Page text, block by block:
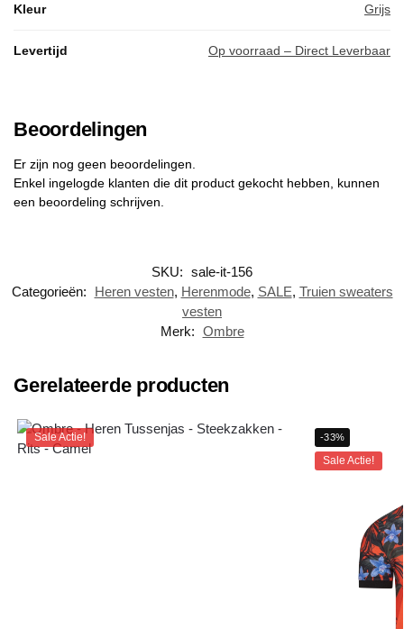
Kleur Grijs
Levertijd Op voorraad – Direct Leverbaar
Beoordelingen
Er zijn nog geen beoordelingen.
Enkel ingelogde klanten die dit product gekocht hebben, kunnen
een beoordeling schrijven.
SKU: sale-it-156
Categorieën:
Heren vesten, Herenmode, SALE, Truien sweaters
vesten
Merk: Ombre
Gerelateerde producten
Sale Actie! -33%
Sale Actie!